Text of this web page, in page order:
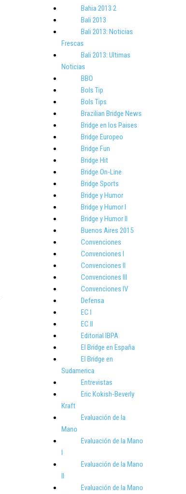
Bahia 2013 2
Bali 2013
Bali 2013: Noticias
Frescas
Bali 2013: Ultimas
Noticias
BBO
Bols Tip
Bols Tips
Brazilian Bridge News
Bridge en los Paises
Bridge Europeo
Bridge Fun
Bridge Hit
Bridge On-Line
Bridge Sports
Bridge y Humor
Bridge y Humor I
Bridge y Humor II
Buenos Aires 2015
Convenciones
Convenciones I
Convenciones II
Convenciones III
Convenciones IV
Defensa
EC I
EC II
Editorial IBPA
El Bridge en España
El Bridge en
Sudamerica
Entrevistas
Eric Kokish-Beverly
Kraft
Evaluación de la
Mano
Evaluación de la Mano
I
Evaluación de la Mano
II
Evaluación de la Mano